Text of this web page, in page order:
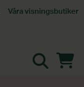
Våra visningsbutiker
Göteborg